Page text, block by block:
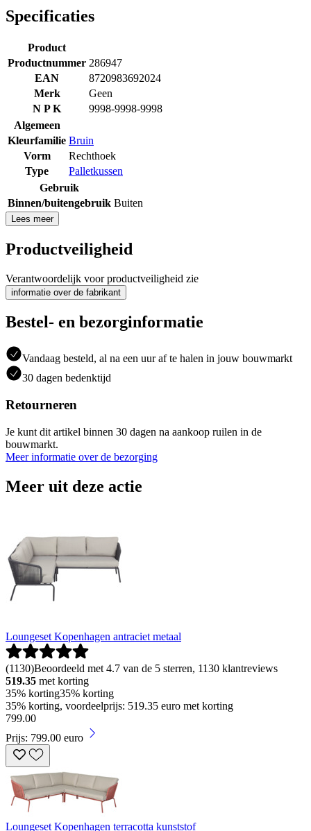
Specificaties
Product
Productnummer 286947
EAN
8720983692024
Merk
Geen
N P K
9998-9998-9998
Algemeen
Kleurfamilie Bruin
Vorm
Rechthoek
Type
Palletkussen
Gebruik
Binnen/buitengebruik Buiten
Lees meer
Productveiligheid
Verantwoordelijk voor productveiligheid zie
informatie over de fabrikant
Bestel- en bezorginformatie
Vandaag besteld, al na een uur af te halen in jouw bouwmarkt
30 dagen bedenktijd
Retourneren
Je kunt dit artikel binnen 30 dagen na aankoop ruilen in de
bouwmarkt.
Meer informatie over de bezorging
Meer uit deze actie
Loungeset Kopenhagen antraciet metaal
(1130)Beoordeeld met 4.7 van de 5 sterren, 1130 klantreviews
519.35 met korting
35% korting35% korting
35% korting, voordeelprijs: 519.35 euro met korting
799.00
Prijs: 799.00 euro
Loungeset Kopenhagen terracotta kunststof